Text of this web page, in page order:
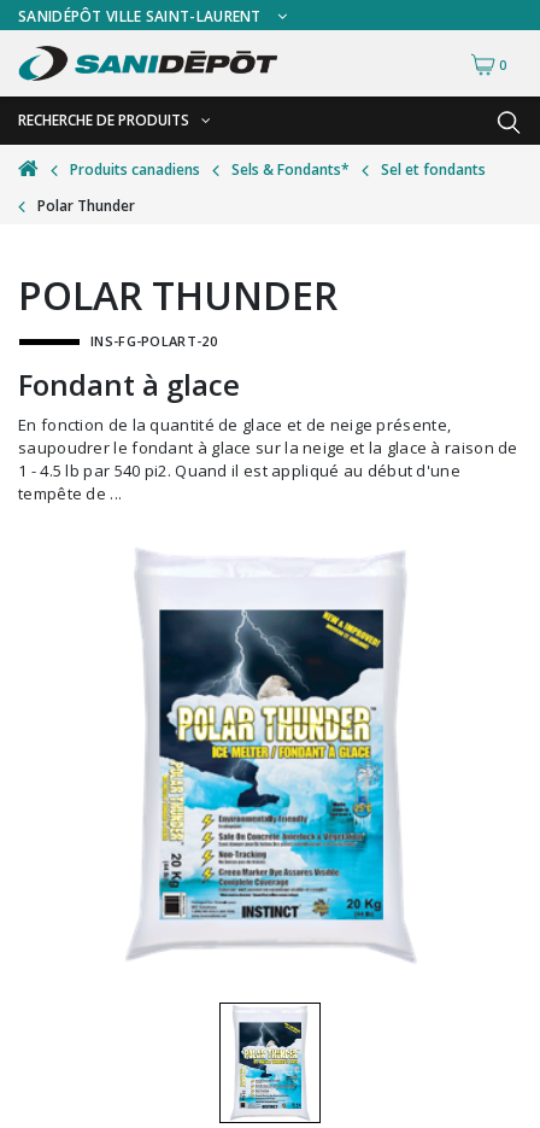
SANIDÉPÔT VILLE SAINT-LAURENT
0
RECHERCHE DE PRODUITS
RETOUR
Accessoires de sécurité
Accessoires pour le lavage de mur
Accessoires pour salles de bain
Alimentaire
Autres accessoires
Balais et porte-poussières
Brosses et manches
Chariots et manutention
Distributrices et supports
Grattoirs, moutons et racloirs pour vitres/planchers
Guenilles et éponges
Hygiène personnelle
Microfibres et linges divers
Seaux, essoreuses
Vadrouilles, manches et cadres
RETOUR
Gants
Plexiglas
Signalisations
Test de diagnostic
Thermomètre
Vêtements de sécurité
Produits canadiens Sels & Fondants*
Sel et fondants
Polar Thunder
POLAR THUNDER
INS-FG-POLART-20
Fondant à glace
En fonction de la quantité de glace et de neige présente,
saupoudrer le fondant à glace sur la neige et la glace à raison de
1 - 4.5 lb par 540 pi2. Quand il est appliqué au début d'une
tempête de ...